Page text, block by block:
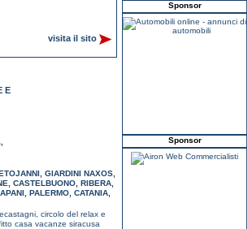
visita il sito
E
,
, GIARDINI NAXOS,
, CASTELBUONO, RIBERA,
, PALERMO, CATANIA,
circolo del relax e
casa vacanze siracusa
Sponsor
Sponsor